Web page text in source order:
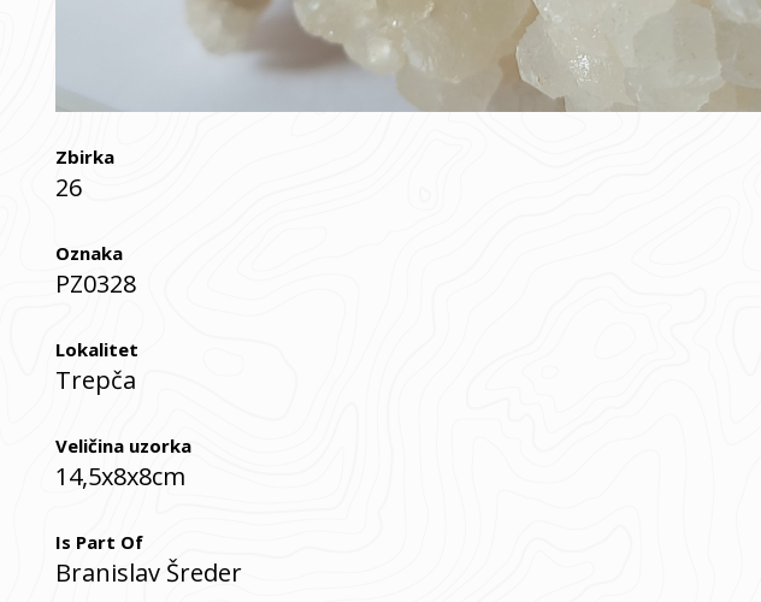
Zbirka
26
Oznaka
PZ0328
Lokalitet
Trepča
Veličina uzorka
14,5x8x8cm
Is Part Of
Branislav Šreder